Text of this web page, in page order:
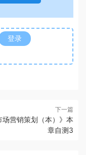
登录
下一篇
场营销策划（本）》本
章自测3